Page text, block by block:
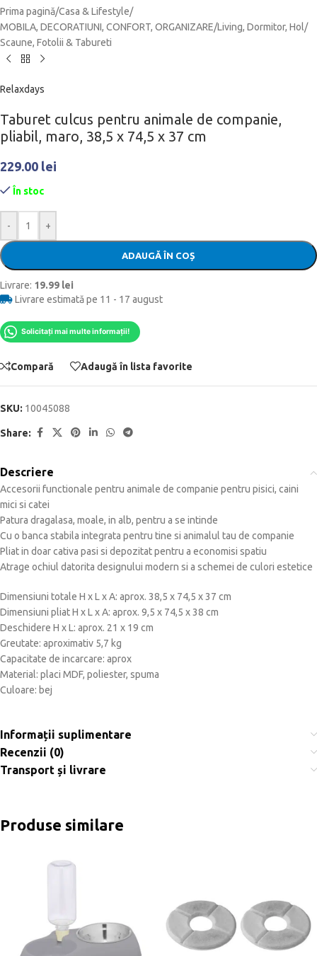
Prima pagină/Casa & Lifestyle/
MOBILA, DECORATIUNI, CONFORT, ORGANIZARE/Living, Dormitor, Hol/
Scaune, Fotolii & Tabureti
Relaxdays
Taburet culcus pentru animale de companie,
pliabil, maro, 38,5 x 74,5 x 37 cm
229.00 lei
În stoc
- +
ADAUGĂ ÎN COȘ
Livrare: 19.99 lei
Livrare estimată pe 11 - 17 august
Solicitați mai multe informații!
Compară Adaugă în lista favorite
SKU: 10045088
Share:
Descriere
Accesorii functionale pentru animale de companie pentru pisici, caini
mici si catei
Patura dragalasa, moale, in alb, pentru a se intinde
Cu o banca stabila integrata pentru tine si animalul tau de companie
Pliat in doar cativa pasi si depozitat pentru a economisi spatiu
Atrage ochiul datorita designului modern si a schemei de culori estetice
Dimensiuni totale H x L x A: aprox. 38,5 x 74,5 x 37 cm
Dimensiuni pliat H x L x A: aprox. 9,5 x 74,5 x 38 cm
Deschidere H x L: aprox. 21 x 19 cm
Greutate: aproximativ 5,7 kg
Capacitate de incarcare: aprox
Material: placi MDF, poliester, spuma
Culoare: bej
Informații suplimentare
Recenzii (0)
Transport și livrare
Produse similare